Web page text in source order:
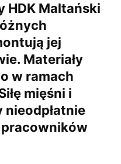
HDK Maltański
jej
Materiały
w ramach
mięśni i